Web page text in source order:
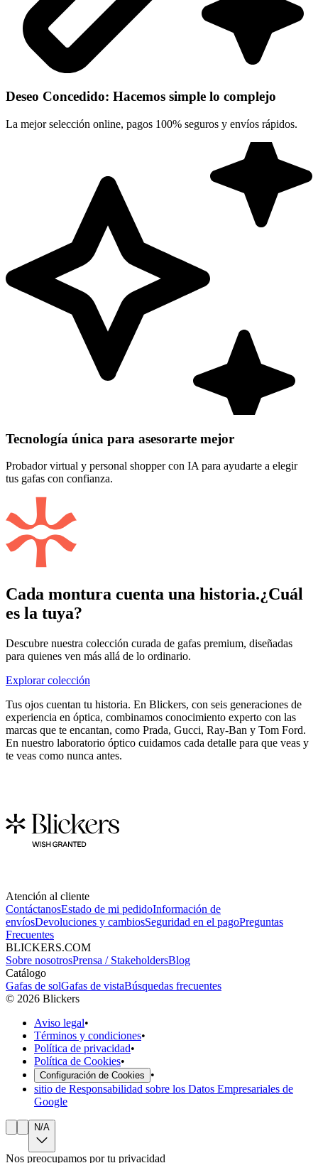
Deseo Concedido: Hacemos simple lo complejo
La mejor selección online, pagos 100% seguros y envíos rápidos.
Tecnología única para asesorarte mejor
Probador virtual y personal shopper con IA para ayudarte a elegir
tus gafas con confianza.
Cada montura cuenta una historia.¿Cuál
es la tuya?
Descubre nuestra colección curada de gafas premium, diseñadas
para quienes ven más allá de lo ordinario.
Explorar colección
Tus ojos cuentan tu historia. En Blickers, con seis generaciones de
experiencia en óptica, combinamos conocimiento experto con las
marcas que te encantan, como Prada, Gucci, Ray-Ban y Tom Ford.
En nuestro laboratorio óptico cuidamos cada detalle para que veas y
te veas como nunca antes.
Atención al cliente
ContáctanosEstado de mi pedidoInformación de
envíosDevoluciones y cambiosSeguridad en el pagoPreguntas
Frecuentes
BLICKERS.COM
Sobre nosotrosPrensa / StakeholdersBlog
Catálogo
Gafas de solGafas de vistaBúsquedas frecuentes
© 2026 Blickers
Aviso legal•
Términos y condiciones•
Política de privacidad•
Política de Cookies•
Configuración de Cookies
•
sitio de Responsabilidad sobre los Datos Empresariales de
Google
N/A
Nos preocupamos por tu privacidad